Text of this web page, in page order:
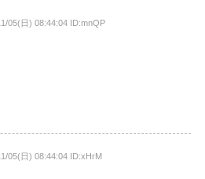
05(日) 08:44:04 ID:mnQP
05(日) 08:44:04 ID:xHrM